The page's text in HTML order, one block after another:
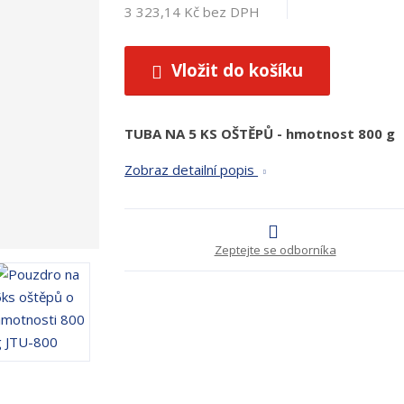
3 323,14 Kč bez DPH
Vložit do košíku
TUBA NA 5 KS OŠTĚPŮ - hmotnost 800 g
Zobraz detailní popis
Zeptejte se odborníka